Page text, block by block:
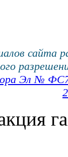
сайта
Эл №